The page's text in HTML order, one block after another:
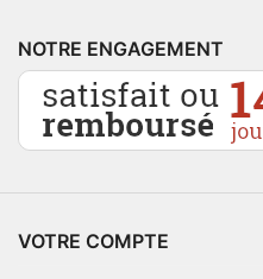
NOTRE ENGAGEMENT
VOTRE COMPTE